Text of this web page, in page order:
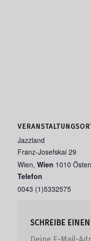
Jazzland
Franz-Josefskai 29
Wien, Wien 1010
Telefon
0043 (1)5332575
SCHREIBE